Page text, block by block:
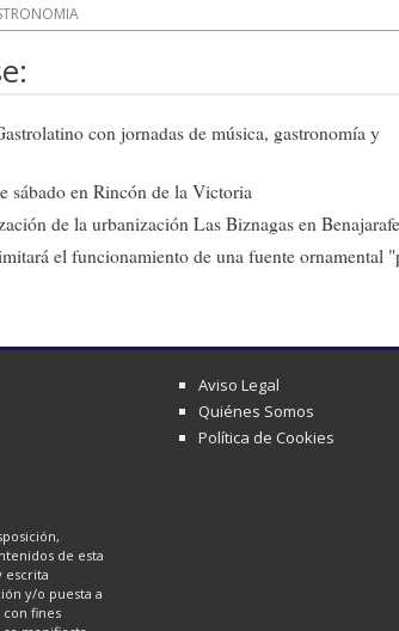
con jornadas de música, gastronomía y
sábado en Rincón de la Victoria
de la urbanización Las Biznagas en Benajarafe
el funcionamiento de una fuente ornamental
de esta
escrita
y/o puesta a
fines
Aviso Legal
Quiénes Somos
Política de Cookies